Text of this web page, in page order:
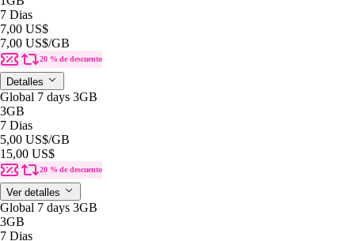
7 Dias
7,00 US$
7,00 US$/GB
20 % de descuento
Detalles
Global 7 days 3GB
3GB
7 Dias
5,00 US$/GB
15,00 US$
20 % de descuento
Ver detalles
Global 7 days 3GB
3GB
7 Dias